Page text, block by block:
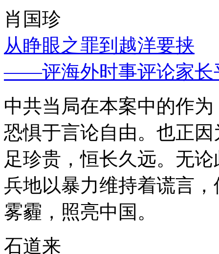
肖国珍
从睁眼之罪到越洋要挟
——评海外时事评论家长
中共当局在本案中的作
恐惧于言论自由。也正
足珍贵，恒长久远。无
兵地以暴力维持着谎言
雾霾，照亮中国。
石道来